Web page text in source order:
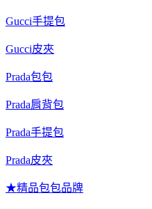
Gucci手提包
Gucci皮夾
Prada包包
Prada肩背包
Prada手提包
Prada皮夾
★精品包包品牌